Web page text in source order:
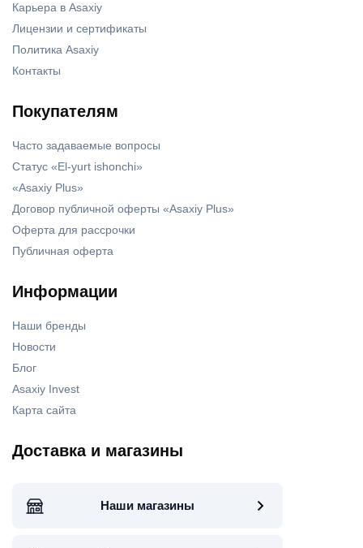
Карьера в Asaxiy
Лицензии и сертификаты
Политика Asaxiy
Контакты
Покупателям
Часто задаваемые вопросы
Статус «El-yurt ishonchi»
«Asaxiy Plus»
Договор публичной оферты «Asaxiy Plus»
Оферта для рассрочки
Публичная оферта
Информации
Наши бренды
Новости
Блог
Asaxiy Invest
Карта сайта
Доставка и магазины
Наши магазины